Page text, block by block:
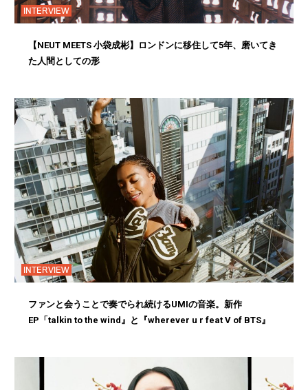
INTERVIEW
【NEUT MEETS 小袋成彬】ロンドンに移住して5年、磨いてき
た人間としての形
INTERVIEW
ファンと会うことで奏でられ続けるUMIの音楽。新作
EP「talkin to the wind』と『wherever u r feat V of BTS』